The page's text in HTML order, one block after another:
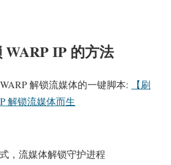
WARP IP 的方法
解锁流媒体的一键脚本:
【刷
解锁流媒体而生
，流媒体解锁守护进程